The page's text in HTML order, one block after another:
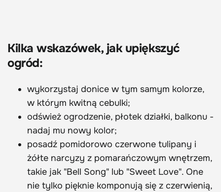
Kilka wskazówek, jak upiększyć
ogród:
wykorzystaj donice w tym samym kolorze,
w którym kwitną cebulki;
odśwież ogrodzenie, płotek działki, balkonu -
nadaj mu nowy kolor;
posadź pomidorowo czerwone tulipany i
żółte narcyzy z pomarańczowym wnętrzem,
takie jak "Bell Song" lub "Sweet Love". One
nie tylko pięknie komponują się z czerwienią,